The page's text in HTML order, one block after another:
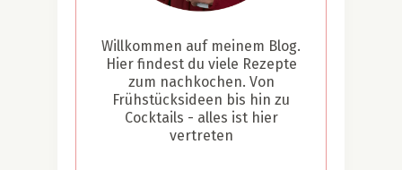
Willkommen auf meinem Blog.
Hier findest du viele Rezepte
zum nachkochen. Von
Frühstücksideen bis hin zu
Cocktails - alles ist hier
vertreten